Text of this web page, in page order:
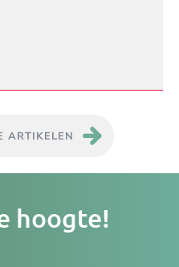
ARTIKELEN
hoogte!